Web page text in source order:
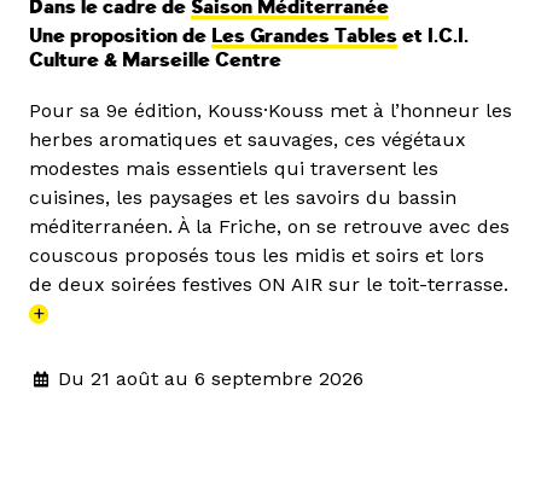
Dans le cadre de Saison Méditerranée
Une proposition de Les Grandes Tables et I.C.I.
Culture & Marseille Centre
Pour sa 9e édition, Kouss·Kouss met à l’honneur les
herbes aromatiques et sauvages, ces végétaux
modestes mais essentiels qui traversent les
cuisines, les paysages et les savoirs du bassin
méditerranéen. À la Friche, on se retrouve avec des
couscous proposés tous les midis et soirs et lors
de deux soirées festives ON AIR sur le toit-terrasse.
+
Du 21 août au 6 septembre 2026